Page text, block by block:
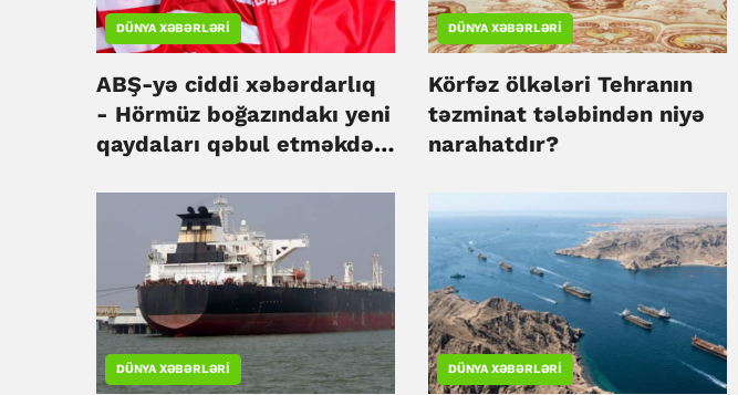
DÜNYA XƏBƏRLƏRI
ABŞ-yə ciddi xəbərdarlıq
- Hörmüz boğazındakı yeni
qaydaları qəbul etməkdən
DÜNYA XƏBƏRLƏRI
Körfəz ölkələri Tehranın
təzminat tələbindən niyə
narahatdır?
DÜNYA XƏBƏRLƏRI DÜNYA XƏBƏRLƏRI